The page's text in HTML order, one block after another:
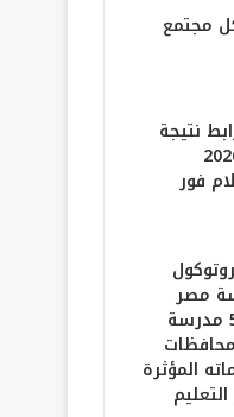
مجتمع
نتيجة
العامة 2026
فور
مصر
الخير لتشغيل 50 مدرسة
مجتمعية في 7 محافظات
المؤثرة